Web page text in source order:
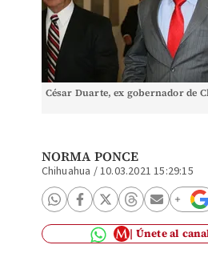
César Duarte, ex gobernador de
NORMA PONCE
Chihuahua /10.03.2021 15:29:15
Únete al